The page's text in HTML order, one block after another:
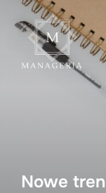
Skip
content
Nowe